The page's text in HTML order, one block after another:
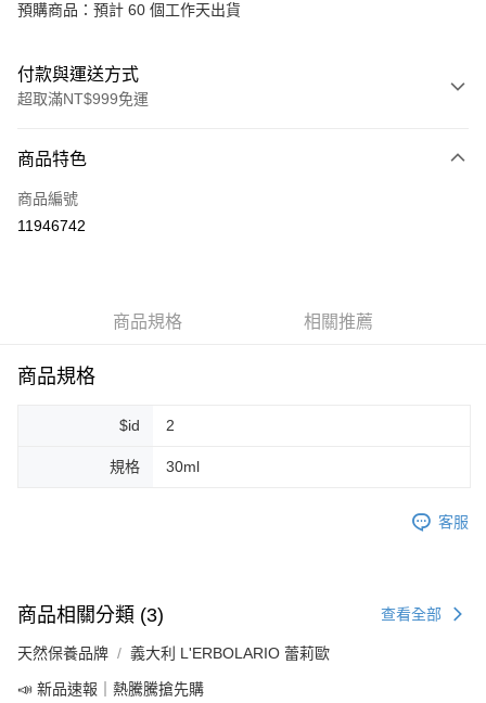
預購商品：預計 60 個工作天出貨
付款與運送方式
超取滿NT$999免運
信用卡一次付款
超商取貨付款
悠遊付
全家純取貨 (先付款
7-11取貨付款
商品特色
商品編號
11946742
商品規格 相關推薦
商品規格
$id 2
規格 30ml
客服
商品相關分類 (3) 查看全部
天然保養品牌 義大利 L'ERBOLARIO 蕾莉歐
📣 新品速報｜熱騰騰搶先購